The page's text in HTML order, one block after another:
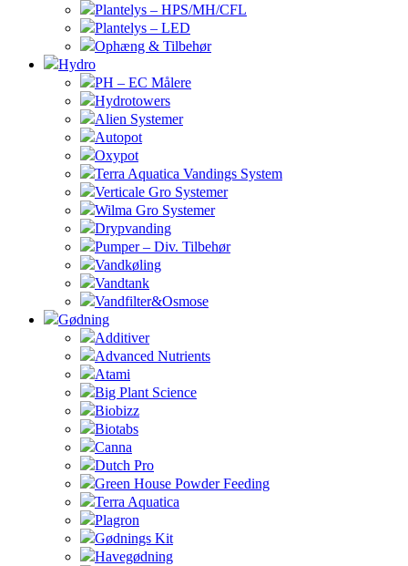
Plantelys – HPS/MH/CFL
Plantelys – LED
Ophæng & Tilbehør
Hydro
PH – EC Målere
Hydrotowers
Alien Systemer
Autopot
Oxypot
Terra Aquatica Vandings System
Verticale Gro Systemer
Wilma Gro Systemer
Drypvanding
Pumper – Div. Tilbehør
Vandkøling
Vandtank
Vandfilter&Osmose
Gødning
Additiver
Advanced Nutrients
Atami
Big Plant Science
Biobizz
Biotabs
Canna
Dutch Pro
Green House Powder Feeding
Terra Aquatica
Plagron
Gødnings Kit
Havegødning